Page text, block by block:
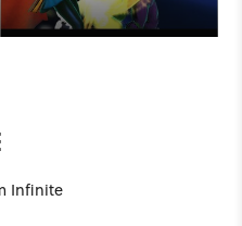
Infinite